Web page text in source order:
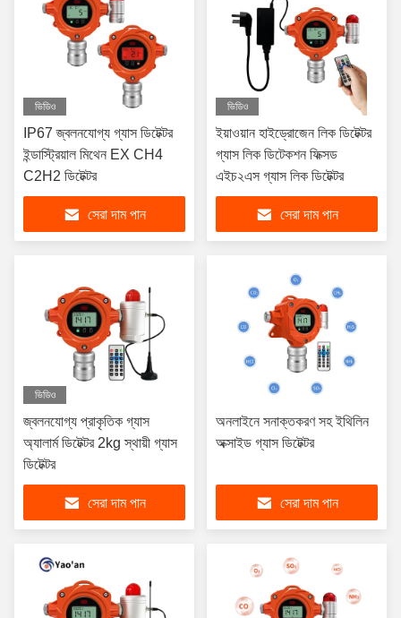
ভিডিও
IP67 জ্বলনযোগ্য গ্যাস ডিটেক্টর
ইন্ডাস্ট্রিয়াল মিথেন EX CH4
C2H2 ডিটেক্টর
সেরা দাম পান
ভিডিও
ইয়াওয়ান হাইড্রোজেন লিক ডিটেক্টর
গ্যাস লিক ডিটেকশন ফিক্সড
এইচ২এস গ্যাস লিক ডিটেক্টর
সেরা দাম পান
ভিডিও
জ্বলনযোগ্য প্রাকৃতিক গ্যাস
অ্যালার্ম ডিটেক্টর 2kg স্থায়ী গ্যাস
ডিটেক্টর
সেরা দাম পান
অনলাইনে সনাক্তকরণ সহ ইথিলিন
অক্সাইড গ্যাস ডিটেক্টর
সেরা দাম পান